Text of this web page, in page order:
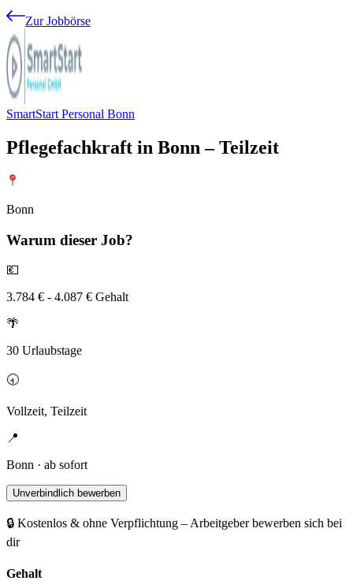
Zur Jobbörse
SmartStart Personal Bonn
Pflegefachkraft in Bonn – Teilzeit
Bonn
Warum dieser Job?
💶
3.784 € - 4.087 € Gehalt
🌴
30 Urlaubstage
🕣
Vollzeit, Teilzeit
📍
Bonn · ab sofort
Unverbindlich bewerben
🔒 Kostenlos & ohne Verpflichtung – Arbeitgeber bewerben sich bei
dir
Gehalt